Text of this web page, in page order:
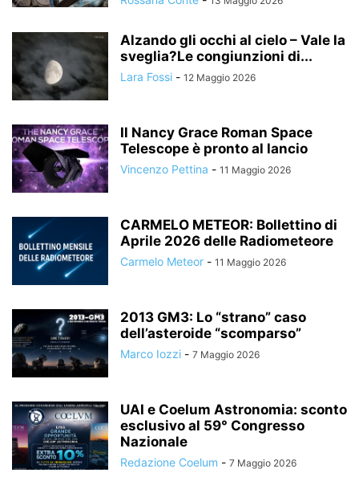
Alzando gli occhi al cielo – Vale la
sveglia?Le congiunzioni di...
Lara Fossi - 12 Maggio 2026
Il Nancy Grace Roman Space
Telescope è pronto al lancio
Vincenzo Pettina - 11 Maggio 2026
CARMELO METEOR: Bollettino di
Aprile 2026 delle Radiometeore
Carmelo Meteor - 11 Maggio 2026
2013 GM3: Lo “strano” caso
dell’asteroide “scomparso”
Marco Iozzi - 7 Maggio 2026
UAI e Coelum Astronomia: sconto
esclusivo al 59° Congresso
Nazionale
Redazione Coelum - 7 Maggio 2026